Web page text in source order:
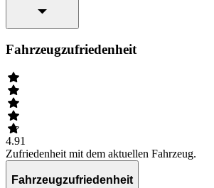
Fahrzeugzufriedenheit
4.91
Zufriedenheit mit dem aktuellen Fahrzeug.
Fahrzeugzufriedenheit